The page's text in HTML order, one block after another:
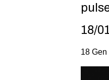
18/
18 Gen